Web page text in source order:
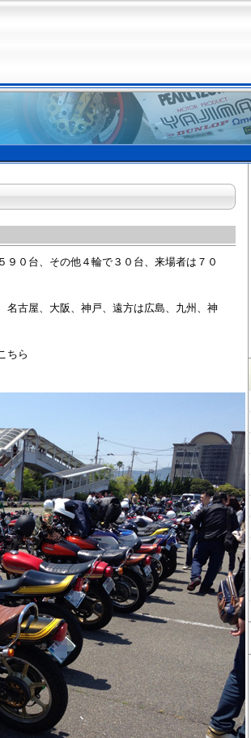
０台、その他４輪で３０台、来場者は７０
名古屋、大阪、神戸、遠方は広島、九州、神
ちら